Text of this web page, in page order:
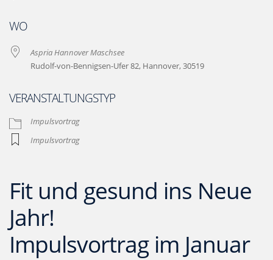
WO
Aspria Hannover Maschsee
Rudolf-von-Bennigsen-Ufer 82, Hannover, 30519
VERANSTALTUNGSTYP
Impulsvortrag
Impulsvortrag
Fit und gesund ins Neue
Jahr!
Impulsvortrag im Januar